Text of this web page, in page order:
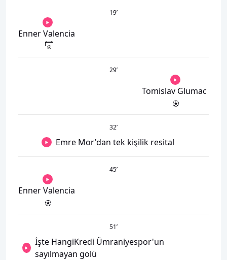
19’
Enner Valencia
29’
Tomislav Glumac
32’
Emre Mor'dan tek kişilik resital
45’
Enner Valencia
51’
İşte HangiKredi Ümraniyespor'un
sayılmayan golü